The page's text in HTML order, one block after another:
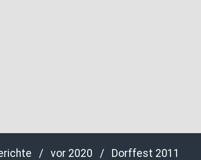
/ vor 2020 / Dorffest 2011